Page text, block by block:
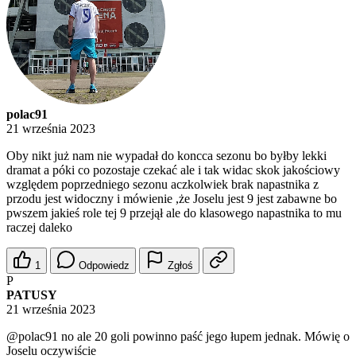
polac91
21 września 2023
Oby nikt już nam nie wypadał do koncca sezonu bo byłby lekki
dramat a póki co pozostaje czekać ale i tak widac skok jakościowy
względem poprzedniego sezonu aczkolwiek brak napastnika z
przodu jest widoczny i mówienie ,że Joselu jest 9 jest zabawne bo
pwszem jakieś role tej 9 przejął ale do klasowego napastnika to mu
raczej daleko
1 Odpowiedz Zgłoś
P
PATUSY
21 września 2023
@polac91 no ale 20 goli powinno paść jego łupem jednak. Mówię o
Joselu oczywiście